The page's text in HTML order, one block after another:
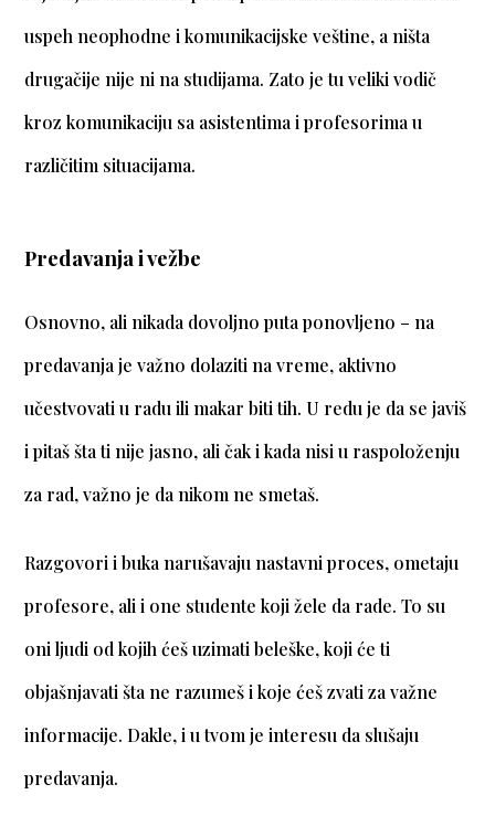
uspeh neophodne i komunikacijske veštine, a ništa
drugačije nije ni na studijama. Zato je tu veliki vodič
kroz komunikaciju sa asistentima i profesorima u
različitim situacijama.
Predavanja i vežbe
Osnovno, ali nikada dovoljno puta ponovljeno – na
predavanja je važno dolaziti na vreme, aktivno
učestvovati u radu ili makar biti tih. U redu je da se javiš
i pitaš šta ti nije jasno, ali čak i kada nisi u raspoloženju
za rad, važno je da nikom ne smetaš.
Razgovori i buka narušavaju nastavni proces, ometaju
profesore, ali i one studente koji žele da rade. To su
oni ljudi od kojih ćeš uzimati beleške, koji će ti
objašnjavati šta ne razumeš i koje ćeš zvati za važne
informacije. Dakle, i u tvom je interesu da slušaju
predavanja.